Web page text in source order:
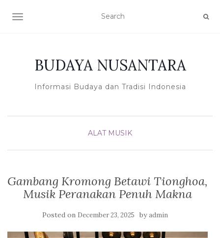
TOGGLE NAVIGATION
BUDAYA NUSANTARA
Informasi Budaya dan Tradisi Indonesia
ALAT MUSIK
Gambang Kromong Betawi Tionghoa,
Musik Peranakan Penuh Makna
Posted on December 23, 2025 byadmin